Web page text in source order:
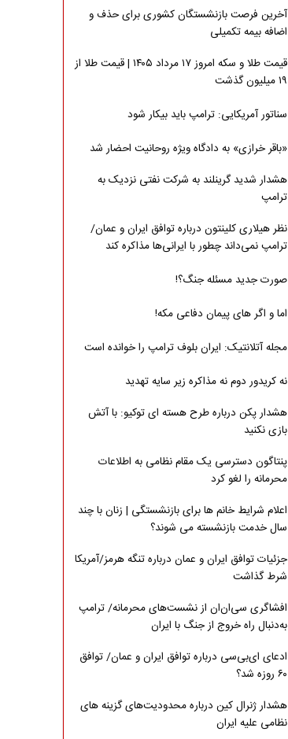
آخرین فرصت بازنشستگان کشوری برای حذف و
اضافه بیمه تکمیلی
قیمت طلا و سکه امروز ۱۷ مرداد ۱۴۰۵ | قیمت طلا از
۱۹ میلیون گذشت
سناتور آمریکایی: ترامپ باید بیکار شود
«باقر خرازی» به دادگاه ویژه روحانیت احضار شد
هشدار شدید گرینلند به شرکت نفتی نزدیک به
ترامپ
نظر هیلاری کلینتون درباره توافق ایران و عمان/
ترامپ نمی‌داند چطور با ایرانی‌ها مذاکره کند
صورت جدید مسئله جنگ؟!
اما و اگر های پیمان دفاعی مکه!
مجله آتلانتیک: ایران بلوف ترامپ را خوانده است
نه کریدور دوم نه مذاکره زیر سایه تهدید
هشدار پکن درباره طرح هسته ای توکیو: با آتش
بازی نکنید
پنتاگون دسترسی یک مقام نظامی به اطلاعات
محرمانه را لغو کرد
اعلام شرایط خانم ها برای بازنشستگی | زنان با چند
سال خدمت بازنشسته می شوند؟
جزئیات توافق ایران و عمان درباره تنگه هرمز/آمریکا
شرط گذاشت
افشاگری سی‌ان‌ان از نشست‌های محرمانه/ ترامپ
به‌دنبال راه خروج از جنگ با ایران
ادعای ای‌بی‌سی درباره توافق ایران و عمان/ توافق
۶۰ روزه شد؟
هشدار ژنرال کین درباره محدودیت‌های گزینه های
نظامی علیه ایران